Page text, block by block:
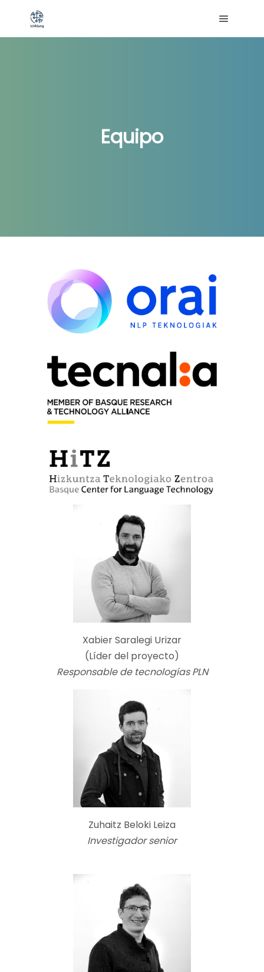
Equipo
Xabier Saralegi Urizar
(Líder del proyecto)
Responsable de tecnologías PLN
Zuhaitz Beloki Leiza
Investigador senior